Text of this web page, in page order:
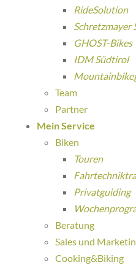
RideSolution
Schretzmayer
GHOST-Bikes
IDM Südtirol
Team
Partner
Mein Service
Biken
Touren
Privatguiding
Beratung
Sales und
Cooking&Biking